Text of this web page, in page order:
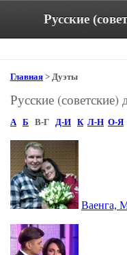
Главная > Дуэты
Русские
А Б В-Г Д-И К Л-Н О-Я
Ваенга,